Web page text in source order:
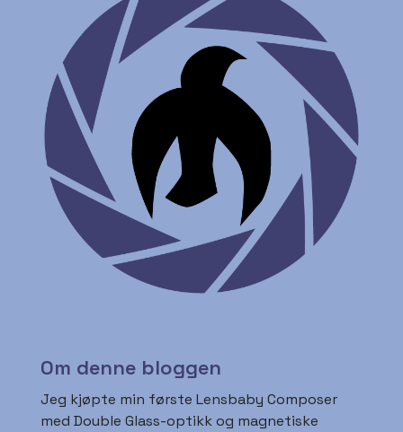
Om denne bloggen
Jeg kjøpte min første Lensbaby Composer
med Double Glass-optikk og magnetiske